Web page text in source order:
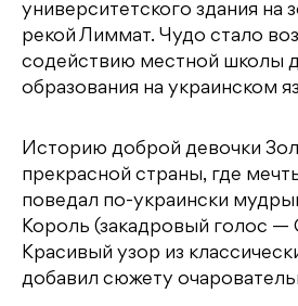
университетского здания на
рекой Лиммат. Чудо стало
содействию местной школы
образования на украинском
Историю доброй девочки
прекрасной страны, где
поведал по-украински
Король (закадровый голос —
Красивый узор из
добавил сюжету